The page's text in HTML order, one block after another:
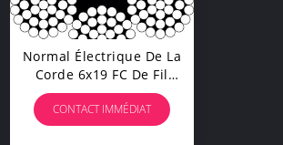
Normal Électrique De La
Corde 6x19 FC De Fil
D'acier De Grue
Galvanisé/UnGalvanized
CONTACT IMMÉDIAT